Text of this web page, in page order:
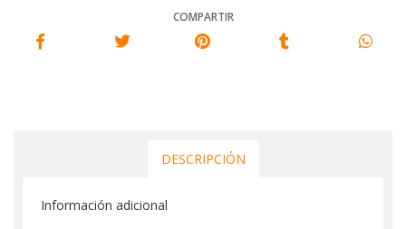
COMPARTIR
DESCRIPCIÓN
Información adicional